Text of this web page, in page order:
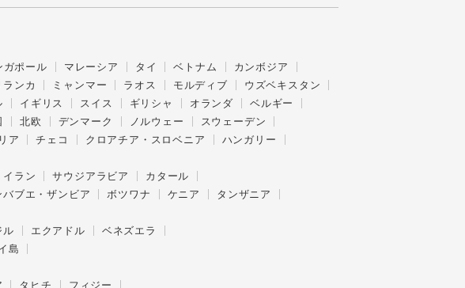
ガポール マレーシア タイ ベトナム
カンボジア
ランカ ミャンマー ラオス モルディブ
ウズベキスタン
イギリス スイス ギリシャ オランダ
ベルギー
北欧 デンマーク ノルウェー
スウェーデン
ア チェコ クロアチア・スロベニア
ハンガリー
イラン サウジアラビア
カタール
バブエ・ザンビア ボツワナ ケニア
タンザニア
ル エクアドル
ベネズエラ
島
タヒチ フィジー